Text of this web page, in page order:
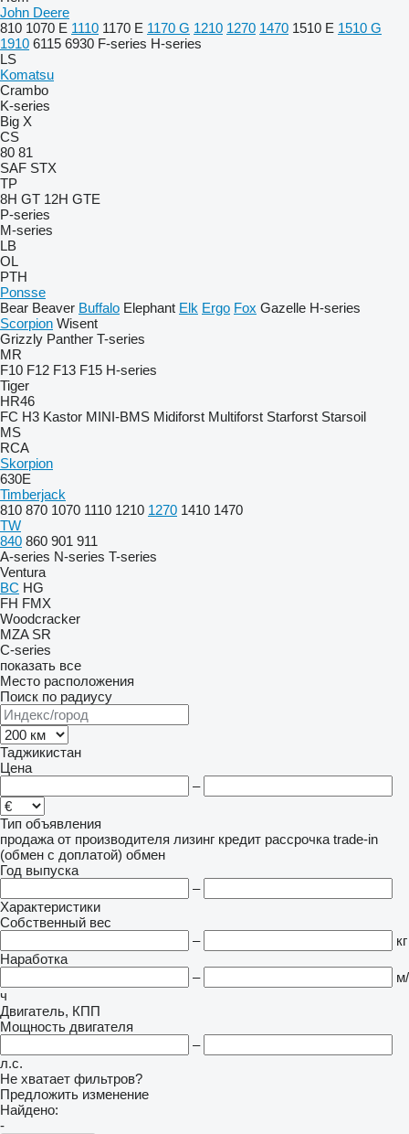
John Deere
810 1070 E 1110 1170 E 1170 G 1210 1270 1470 1510 E 1510 G
1910 6115 6930 F-series H-series
LS
Komatsu
Crambo
K-series
Big X
CS
80 81
SAF STX
TP
8H GT 12H GTE
P-series
M-series
LB
OL
PTH
Ponsse
Bear Beaver Buffalo Elephant Elk Ergo Fox Gazelle H-series
Scorpion Wisent
Grizzly Panther T-series
MR
F10 F12 F13 F15 H-series
Tiger
HR46
FC H3 Kastor MINI-BMS Midiforst Multiforst Starforst Starsoil
MS
RCA
Skorpion
630E
Timberjack
810 870 1070 1110 1210 1270 1410 1470
TW
840 860 901 911
A-series N-series T-series
Ventura
BC HG
FH FMX
Woodcracker
MZA SR
C-series
показать все
Место расположения
Поиск по радиусу
Таджикистан
Цена
–
Тип объявления
продажа от производителя лизинг кредит рассрочка trade-in
(обмен с доплатой) обмен
Год выпуска
–
Характеристики
Собственный вес
–
кг
Наработка
–
м/
ч
Двигатель, КПП
Мощность двигателя
–
л.с.
Не хватает фильтров?
Предложить изменение
Найдено:
-